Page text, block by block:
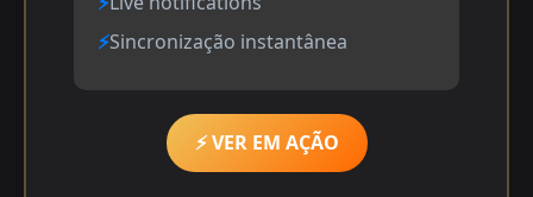
Sincronização instantânea
⚡ VER EM AÇÃO